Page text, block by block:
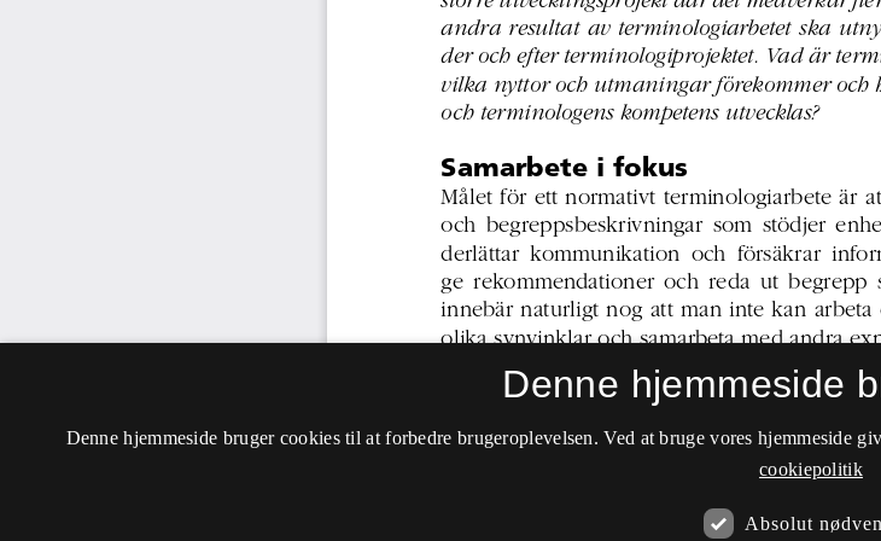
Denne hjemmeside
Denne hjemmeside bruger cookies til at forbedre brugeroplevelsen. Ved at bruge vores hjemmeside
cookiepolitik
Absolut